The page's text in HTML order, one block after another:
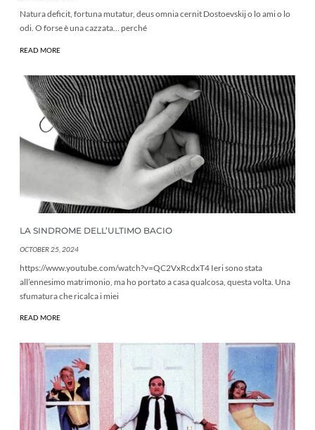
Natura deficit, fortuna mutatur, deus omnia cernit Dostoevskij o lo ami o lo
odi. O forse è una cazzata… perché
READ MORE
LA SINDROME DELL’ULTIMO BACIO
OCTOBER 25, 2024
https://www.youtube.com/watch?v=QC2VxRcdxT4 Ieri sono stata
all’ennesimo matrimonio, ma ho portato a casa qualcosa, questa volta. Una
sfumatura che ricalca i miei
READ MORE